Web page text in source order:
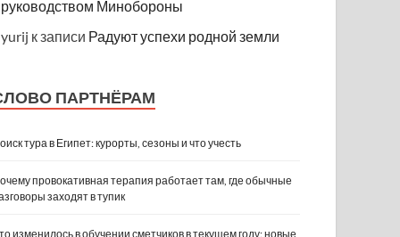
руководством Минобороны
yurij к записи Радуют успехи родной земли
ПАРТНЁРАМ
тура в Египет: курорты, сезоны и что учесть
провокативная терапия работает там, где обычные
заходят в тупик
изменилось в обучении сметчиков в текущем году: новые